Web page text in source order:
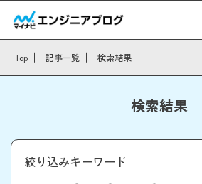
Top 記事一覧 検索結果
検索結果
絞り込みキーワード